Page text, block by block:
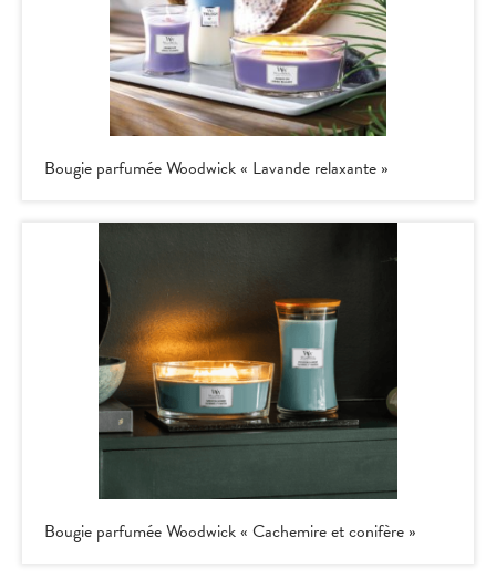
Bougie parfumée Woodwick « Lavande relaxante »
Bougie parfumée Woodwick « Cachemire et conifère »